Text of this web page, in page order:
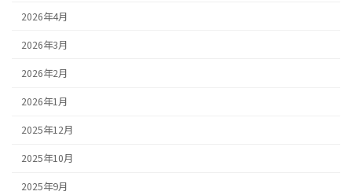
2026年4月
2026年3月
2026年2月
2026年1月
2025年12月
2025年10月
2025年9月